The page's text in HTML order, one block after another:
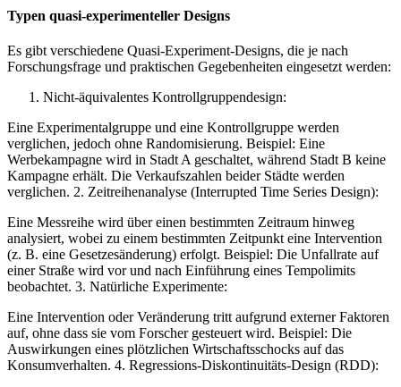
Typen quasi-experimenteller Designs
Es gibt verschiedene Quasi-Experiment-Designs, die je nach
Forschungsfrage und praktischen Gegebenheiten eingesetzt werden:
Nicht-äquivalentes Kontrollgruppendesign:
Eine Experimentalgruppe und eine Kontrollgruppe werden
verglichen, jedoch ohne Randomisierung. Beispiel: Eine
Werbekampagne wird in Stadt A geschaltet, während Stadt B keine
Kampagne erhält. Die Verkaufszahlen beider Städte werden
verglichen. 2. Zeitreihenanalyse (Interrupted Time Series Design):
Eine Messreihe wird über einen bestimmten Zeitraum hinweg
analysiert, wobei zu einem bestimmten Zeitpunkt eine Intervention
(z. B. eine Gesetzesänderung) erfolgt. Beispiel: Die Unfallrate auf
einer Straße wird vor und nach Einführung eines Tempolimits
beobachtet. 3. Natürliche Experimente:
Eine Intervention oder Veränderung tritt aufgrund externer Faktoren
auf, ohne dass sie vom Forscher gesteuert wird. Beispiel: Die
Auswirkungen eines plötzlichen Wirtschaftsschocks auf das
Konsumverhalten. 4. Regressions-Diskontinuitäts-Design (RDD):